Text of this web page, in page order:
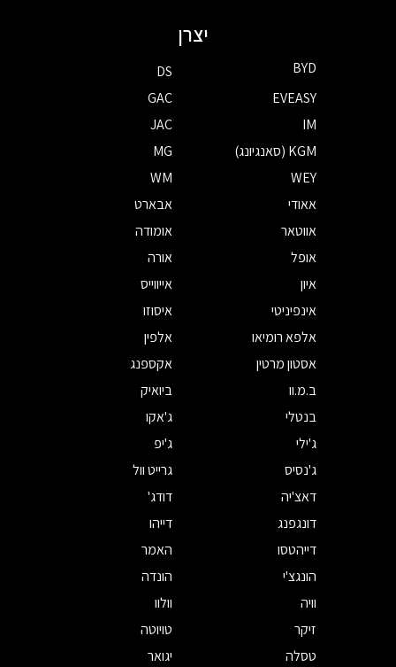
יצרן
BYD
DS
EVEASY
GAC
IM
JAC
KGM (סאנגיונג)
MG
WEY
WM
אאודי
אבארט
אווטאר
אומודה
אופל
אורה
איון
אייווייס
אינפיניטי
איסוזו
אלפא רומיאו
אלפין
אסטון מרטין
אקספנג
ב.מ.וו
ביואיק
בנטלי
ג'אקו
ג'ילי
ג'יפ
ג'נסיס
גרייט וול
דאצ'יה
דודג'
דונגפנג
דייהו
דייהטסו
האמר
הונגצ'י
הונדה
וויה
וולוו
זיקר
טויוטה
טסלה
יגואר